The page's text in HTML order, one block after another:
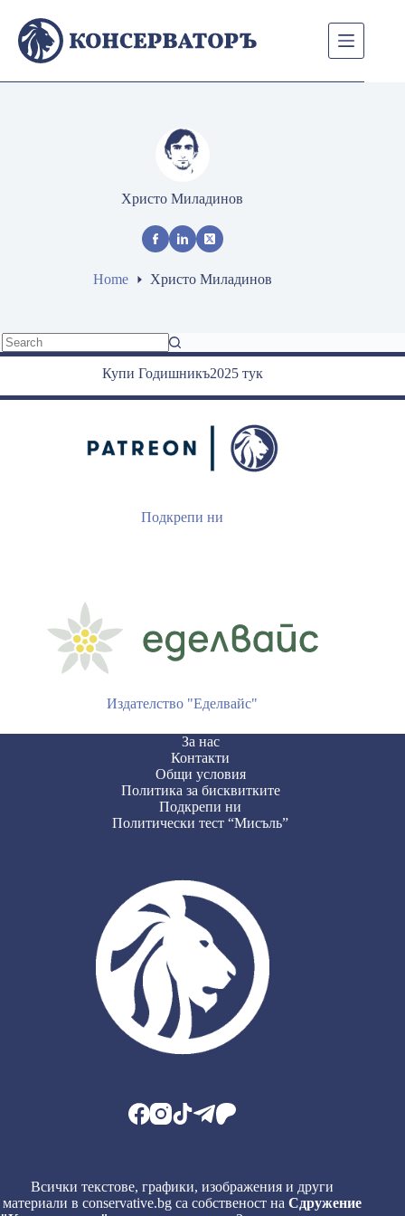
content
Христо Миладинов
Home Христо Миладинов
No
Купи Годишникъ2025 тук
Подкрепи ни
Издателство "Еделвайс"
За нас
Контакти
Общи условия
Политика за бисквитките
Подкрепи ни
Политически тест “Мисъль”
Всички текстове, графики, изображения и други
материали в conservative.bg са собственост наСдружение